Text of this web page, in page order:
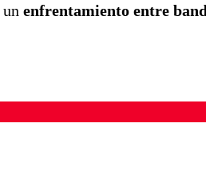
enfrentamiento entre